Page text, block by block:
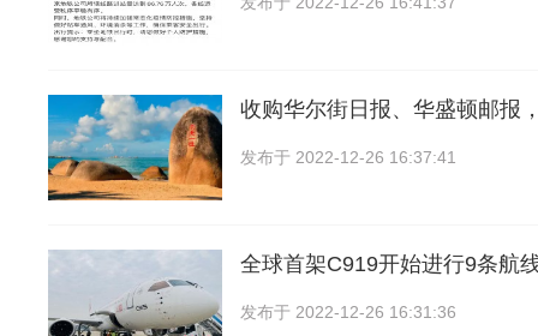
收购华尔街日报、华盛顿邮报
发布于 2022-12-26 16:37:41
全球首架C919开始进行9条航
发布于 2022-12-26 16:31:36